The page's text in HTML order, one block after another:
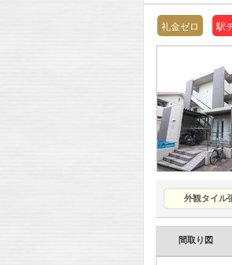
礼金ゼロ 駅
外観タイル
間取り図